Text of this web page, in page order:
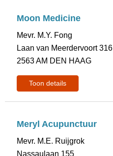
Moon Medicine
Mevr. M.Y. Fong
Laan van Meerdervoort 316
2563 AM DEN HAAG
Toon details
Meryl Acupunctuur
Mevr. M.E. Ruijgrok
Nassaulaan 155